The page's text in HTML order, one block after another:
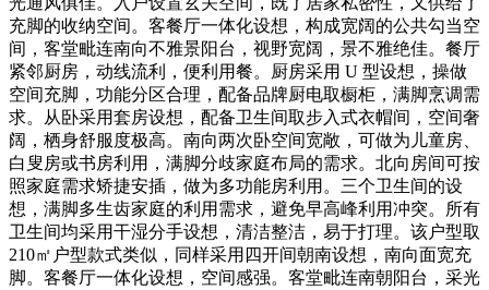
充脚的收纳空间。客餐厅一体化设想，构成宽阔的公共勾当空
间，客堂毗连南向不雅景阳台，视野宽阔，景不雅绝佳。餐厅
紧邻厨房，动线流利，便利用餐。厨房采用 U 型设想，操做
空间充脚，功能分区合理，配备品牌厨电取橱柜，满脚烹调需
求。从卧采用套房设想，配备卫生间取步入式衣帽间，空间奢
阔，栖身舒服度极高。南向两次卧空间宽敞，可做为儿童房、
白叟房或书房利用，满脚分歧家庭布局的需求。北向房间可按
照家庭需求矫捷安插，做为多功能房利用。三个卫生间的设
想，满脚多生齿家庭的利用需求，避免早高峰利用冲突。所有
卫生间均采用干湿分手设想，清洁整洁，易于打理。该户型取
210㎡户型款式类似，同样采用四开间朝南设想，南向面宽充
脚。客餐厅一体化设想，空间感强。客堂毗连南朝阳台，采光